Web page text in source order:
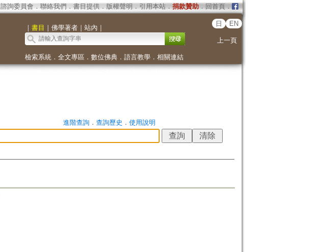
諮詢委員會． 聯絡我們 ． 書目提供． 版權聲明 ． 引用本站． 捐款贊助．回首頁．
｜ 書目 ｜ 佛學著者｜ 站內 ｜
日 EN
上一頁
檢索系統． 全文專區 ． 數位佛典． 語言教學． 相關連結
進階查詢． 查詢歷史 ． 使用說明